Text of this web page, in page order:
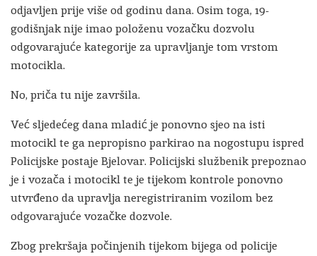
odjavljen prije više od godinu dana. Osim toga, 19-
godišnjak nije imao položenu vozačku dozvolu
odgovarajuće kategorije za upravljanje tom vrstom
motocikla.
No, priča tu nije završila.
Već sljedećeg dana mladić je ponovno sjeo na isti
motocikl te ga nepropisno parkirao na nogostupu ispred
Policijske postaje Bjelovar. Policijski službenik prepoznao
je i vozača i motocikl te je tijekom kontrole ponovno
utvrđeno da upravlja neregistriranim vozilom bez
odgovarajuće vozačke dozvole.
Zbog prekršaja počinjenih tijekom bijega od policije